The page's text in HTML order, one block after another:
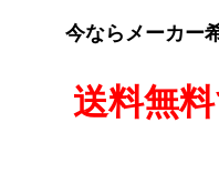
今ならメーカー
送料無